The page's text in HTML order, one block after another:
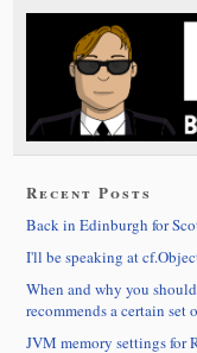
Recent Posts
Back in Edinburgh for
I'll be speaking at
When and why you
recommends a certain set
JVM memory settings for